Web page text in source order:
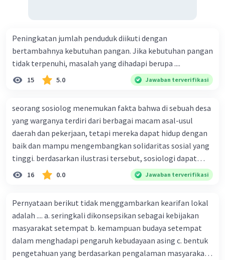
Peningkatan jumlah penduduk diikuti dengan
bertambahnya kebutuhan pangan. Jika kebutuhan pangan
tidak terpenuhi, masalah yang dihadapi berupa ....
15 5.0 Jawaban terverifikasi
seorang sosiolog menemukan fakta bahwa di sebuah desa
yang warganya terdiri dari berbagai macam asal-usul
daerah dan pekerjaan, tetapi mereka dapat hidup dengan
baik dan mampu mengembangkan solidaritas sosial yang
tinggi. berdasarkan ilustrasi tersebut, sosiologi dapat
berfungsi sebagai ilmu yang ....
16 0.0 Jawaban terverifikasi
Pernyataan berikut tidak menggambarkan kearifan lokal
adalah .... a. seringkali dikonsepsikan sebagai kebijakan
masyarakat setempat b. kemampuan budaya setempat
dalam menghadapi pengaruh kebudayaan asing c. bentuk
pengetahuan yang berdasarkan pengalaman masyarakat